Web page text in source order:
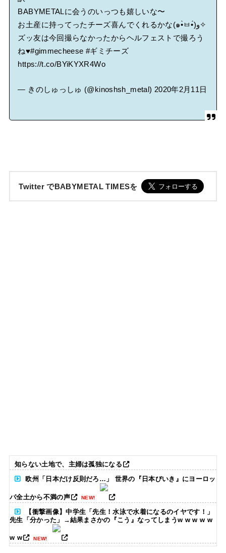
BABYMETALに会うのいっつも嬉しいな〜
お土産に持ってったチーズ喜んでくれるかな(๑•̀ㅂ•́)و✧
ズッ友は今回撮らなかったからヘルフェストで撮ろう
ね♥#gimmecheese #ギミチーズ
https://t.co/BYiKYXR4Wo
— きのしゅっしゅ (@kinoshsh_metal) 2020年2月11日
Twitter でBABYMETAL TIMESを
知らない土地で、主婦は孤独になる
欧州「日本だけ反則だろ…」 世界の『日本びいき』にヨーロッ
パ全土から不満の声 NEW!
【衝撃画像】中学生「先生！水泳で水着になるのイヤです！」
先生「分かった」→結果まさかの『こう』なってしまうw w w w w
w w NEW!